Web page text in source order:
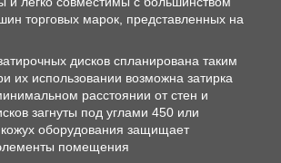
торговых марок, представленных на
дисков спланирована таким
их использовании возможна затирка
расстоянии от стен и
загнуты под углами 450 или
оборудования защищает
помещения